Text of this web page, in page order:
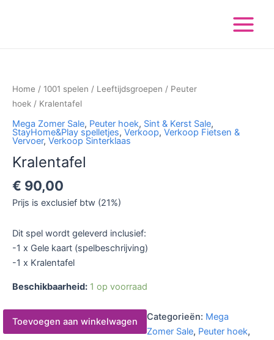
Menu
Home / 1001 spelen / Leeftijdsgroepen / Peuter
hoek / Kralentafel
Mega Zomer Sale, Peuter hoek, Sint & Kerst Sale,
StayHome&Play spelletjes, Verkoop, Verkoop Fietsen &
Vervoer, Verkoop Sinterklaas
Kralentafel
€ 90,00
Prijs is exclusief btw (21%)
Dit spel wordt geleverd inclusief:
-1 x Gele kaart (spelbeschrijving)
-1 x Kralentafel
Beschikbaarheid: 1 op voorraad
Toevoegen aan winkelwagen Categorieën: Mega
Zomer Sale, Peuter hoek,